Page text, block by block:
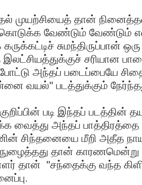
முயற்சியைத் தான்
கொடுக்க வேண்டும் வேண்டும்
சுமந்திருப்பான்
சரியான
அந்தப் படைப்பையே
வயல்" படத்துக்கும்
படி இந்தப் படத்தின்
வைத்து அந்தப் பாத்திரத்தை
சிந்தனையை மீறி அதீத
தான் காரணமென்று
தான் "சந்தைக்கு வந்த